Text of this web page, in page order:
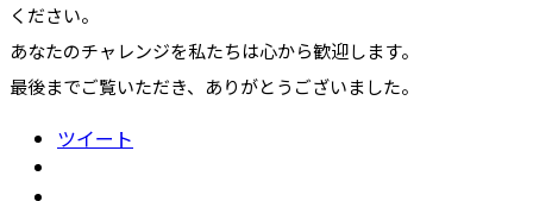
ください。
あなたのチャレンジを私たちは心から歓迎します。
最後までご覧いただき、ありがとうございました。
ツイート